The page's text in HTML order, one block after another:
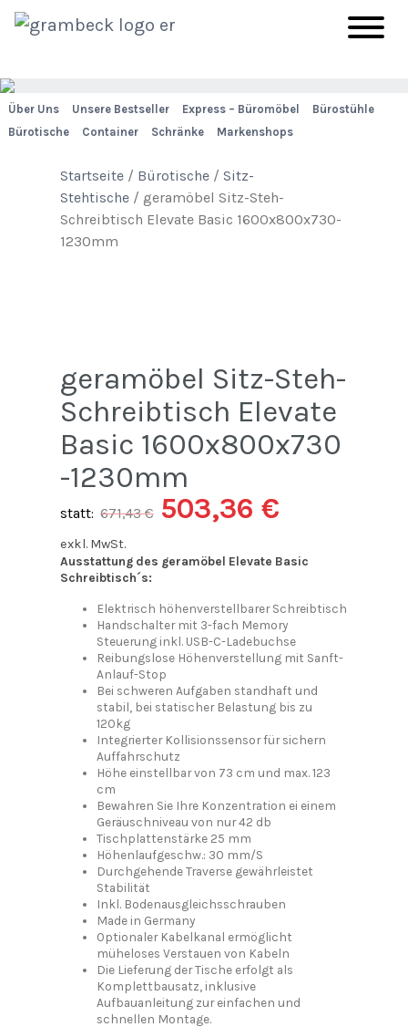
Über Uns Unsere Bestseller Express – Büromöbel
Bürostühle
Bürotische
Container Schränke Markenshops
Startseite / Bürotische / Sitz-
Stehtische / geramöbel Sitz-Steh-
Schreibtisch Elevate Basic 1600x800x730-
1230mm
geramöbel Sitz-Steh-
Schreibtisch Elevate
Basic 1600x800x730
-1230mm
statt: 671,43€ 503,36 €
exkl. MwSt.
Ausstattung des geramöbel Elevate Basic
Schreibtisch´s:
Elektrisch höhenverstellbarer Schreibtisch
Handschalter mit 3-fach Memory
Steuerung inkl. USB-C-Ladebuchse
Reibungslose Höhenverstellung mit Sanft-
Anlauf-Stop
Bei schweren Aufgaben standhaft und
stabil, bei statischer Belastung bis zu
120kg
Integrierter Kollisionssensor für sichern
Auffahrschutz
Höhe einstellbar von 73 cm und max. 123
cm
Bewahren Sie Ihre Konzentration ei einem
Geräuschniveau von nur 42 db
Tischplattenstärke 25 mm
Höhenlaufgeschw.: 30 mm/S
Durchgehende Traverse gewährleistet
Stabilität
Inkl. Bodenausgleichsschrauben
Made in Germany
Optionaler Kabelkanal ermöglicht
müheloses Verstauen von Kabeln
Die Lieferung der Tische erfolgt als
Komplettbausatz, inklusive
Aufbauanleitung zur einfachen und
schnellen Montage.